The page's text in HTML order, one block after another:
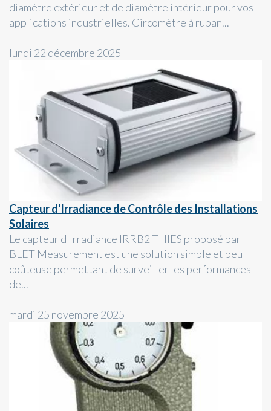
diamètre extérieur et de diamètre intérieur pour vos
applications industrielles. Circomètre à ruban...
lundi 22 décembre 2025
Capteur d'Irradiance de Contrôle des Installations
Solaires
Le capteur d'Irradiance IRRB2 THIES proposé par
BLET Measurement est une solution simple et peu
coûteuse permettant de surveiller les performances
de...
mardi 25 novembre 2025